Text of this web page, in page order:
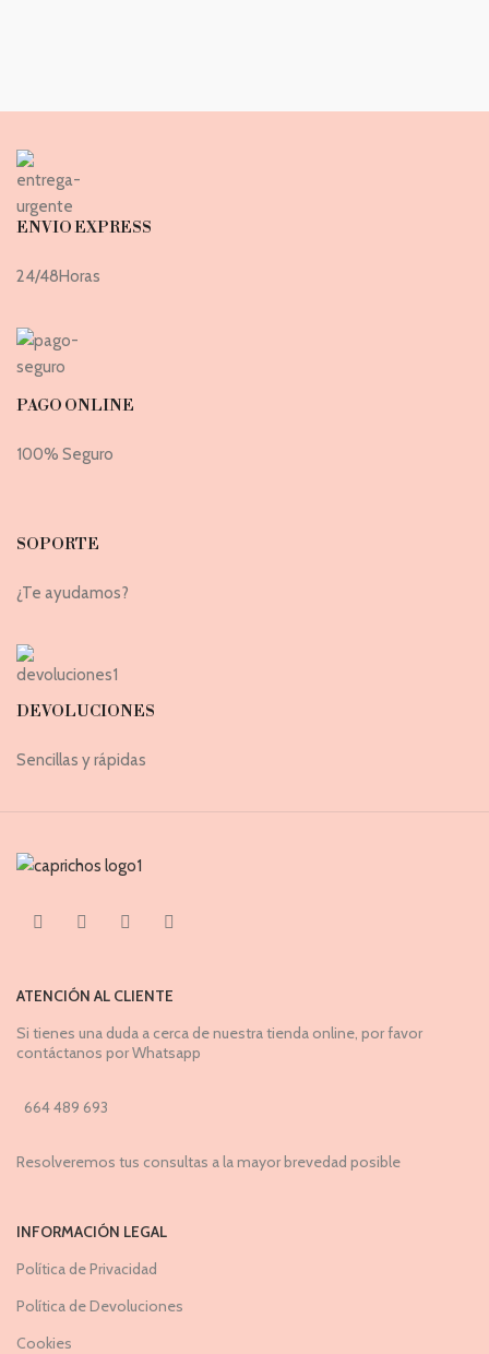
ENVIO EXPRESS
24/48Horas
PAGO ONLINE
100% Seguro
SOPORTE
¿Te ayudamos?
DEVOLUCIONES
Sencillas y rápidas
ATENCIÓN AL CLIENTE
Si tienes una duda a cerca de nuestra tienda online, por favor
contáctanos por Whatsapp
664 489 693
Resolveremos tus consultas a la mayor brevedad posible
INFORMACIÓN LEGAL
Política de Privacidad
Política de Devoluciones
Cookies